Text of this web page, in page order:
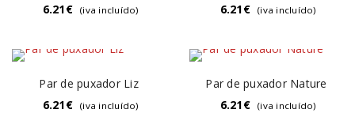
6.21€ (iva incluído)
6.21€ (iva incluído)
Par de puxador Liz
6.21€ (iva incluído)
Par de puxador Nature
6.21€ (iva incluído)